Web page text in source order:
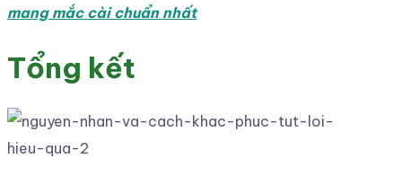
mang mắc cài chuẩn nhất
Tổng kết